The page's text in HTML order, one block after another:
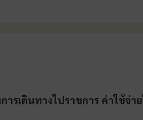
ารเดินทางไปราชการ ค่าใช้จ่